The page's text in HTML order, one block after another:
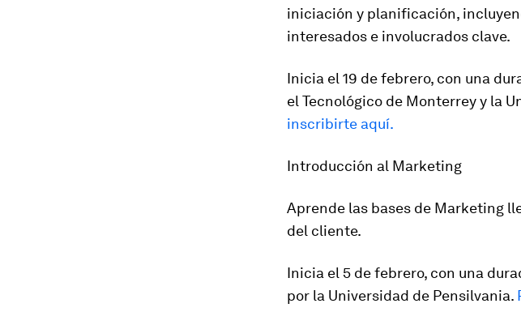
iniciación y planificación,
interesados e involucrados clave.
Inicia el 19 de febrero, con una
el Tecnológico de Monterrey y la
inscribirte aquí.
Introducción al Marketing
Aprende las bases de Marketing
del cliente.
Inicia el 5 de febrero, con una
por la Universidad de Pensilvania.